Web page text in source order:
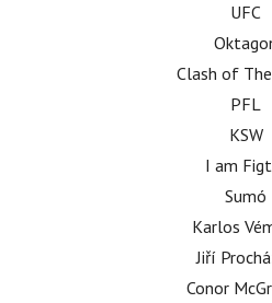
UFC
Clash of
PFL
KSW
I am
Sumó
Karlos
Jiří
Conor